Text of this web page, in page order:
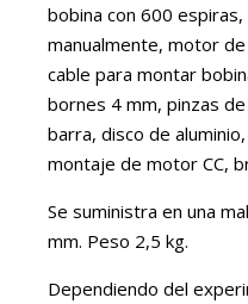
bobina con 600
manualmente, motor
cable para montar
bornes 4 mm, pinzas
barra, disco de
montaje de motor CC,
Se suministra en una
mm. Peso 2,5 kg.
Dependiendo del